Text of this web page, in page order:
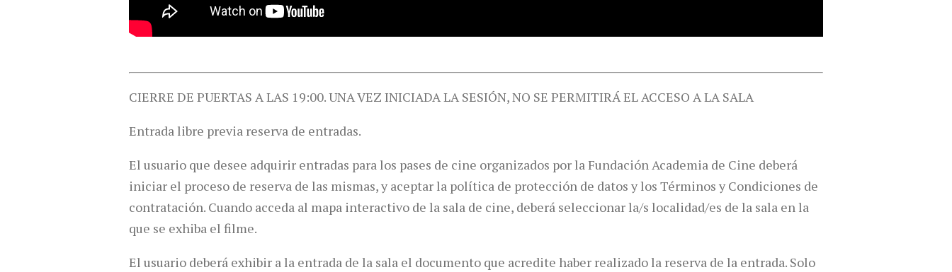
CIERRE DE PUERTAS A LAS 19:00. UNA VEZ INICIADA LA SESIÓN, NO SE PERMITIRÁ EL ACCESO A LA SALA
Entrada libre previa reserva de entradas.
El usuario que desee adquirir entradas para los pases de cine organizados por la Fundación Academia de Cine deberá
iniciar el proceso de reserva de las mismas, y aceptar la política de protección de datos y los Términos y Condiciones de
contratación. Cuando acceda al mapa interactivo de la sala de cine, deberá seleccionar la/s localidad/es de la sala en la
que se exhiba el filme.
El usuario deberá exhibir a la entrada de la sala el documento que acredite haber realizado la reserva de la entrada. Solo